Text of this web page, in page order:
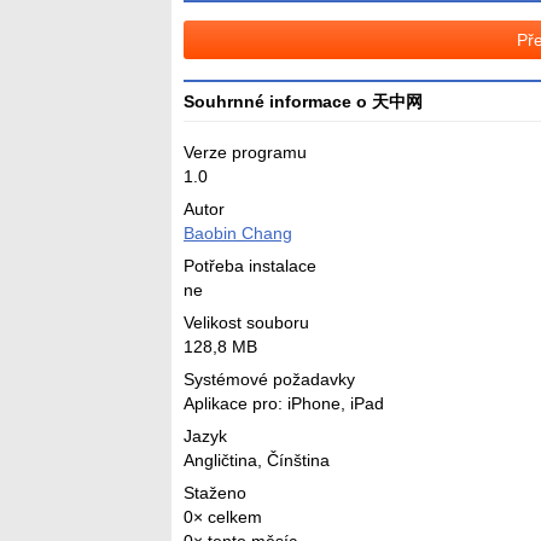
Souhrnné informace o 天中网
Verze programu
1.0
Autor
Baobin Chang
Potřeba instalace
ne
Velikost souboru
128,8 MB
Systémové požadavky
Aplikace pro: iPhone, iPad
Jazyk
Angličtina Čínština
Staženo
0× celkem